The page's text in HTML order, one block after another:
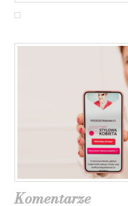
Komentarze